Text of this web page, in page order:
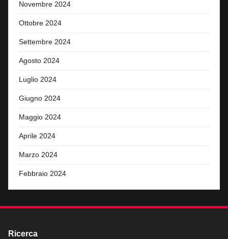
Novembre 2024
Ottobre 2024
Settembre 2024
Agosto 2024
Luglio 2024
Giugno 2024
Maggio 2024
Aprile 2024
Marzo 2024
Febbraio 2024
Ricerca